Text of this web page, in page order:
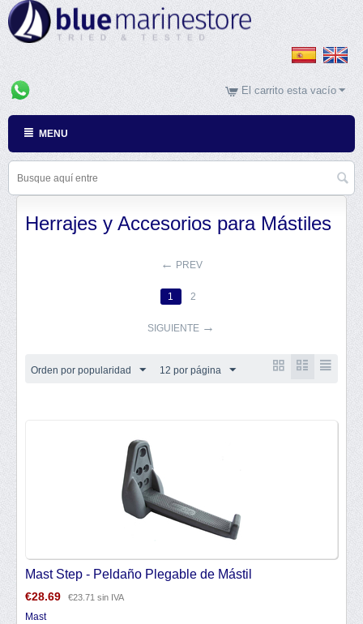
El carrito esta vacío
MENU
Herrajes y Accesorios para Mástiles
PREV
1 2
SIGUIENTE
Orden por popularidad 12 por página
Mast Step - Peldaño Plegable de Mástil
€28.69 €23.71 sin IVA
Mast